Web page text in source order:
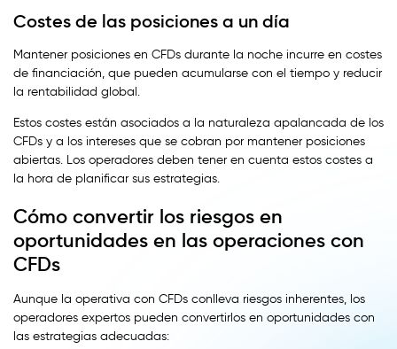
Costes de las posiciones a un día
Mantener posiciones en CFDs durante la noche incurre en costes
de financiación, que pueden acumularse con el tiempo y reducir
la rentabilidad global.
Estos costes están asociados a la naturaleza apalancada de los
CFDs y a los intereses que se cobran por mantener posiciones
abiertas. Los operadores deben tener en cuenta estos costes a
la hora de planificar sus estrategias.
Cómo convertir los riesgos en
oportunidades en las operaciones con
CFDs
Aunque la operativa con CFDs conlleva riesgos inherentes, los
operadores expertos pueden convertirlos en oportunidades con
las estrategias adecuadas: